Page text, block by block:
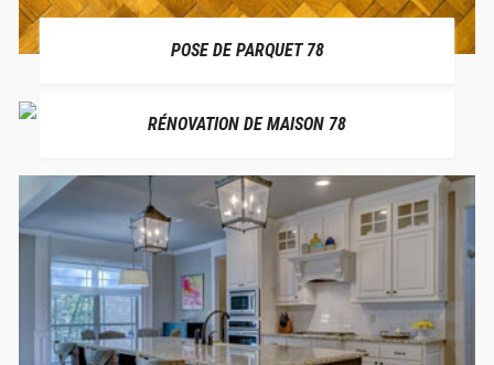
POSE DE PARQUET 78
RÉNOVATION DE MAISON 78